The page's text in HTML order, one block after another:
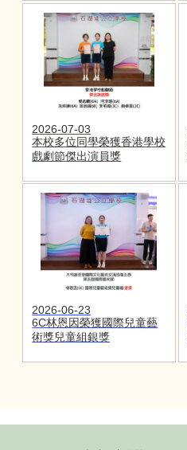
2026-07-03
本校多位同學榮獲香港學校
戲劇節傑出演員獎
2026-06-23
6C林恩因榮獲國際兒童藝
術獎兒童組銀獎